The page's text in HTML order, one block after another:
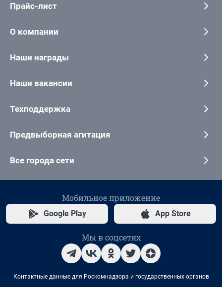
Прайс-лист
О компании
Наши награды
Наши вакансии
Техподдержка
Предвыборная агитация
Все города сети
Мобильное приложение
Google Play App Store
Мы в соцсетях
Контактные данные для Роскомнадзора и государственных органов